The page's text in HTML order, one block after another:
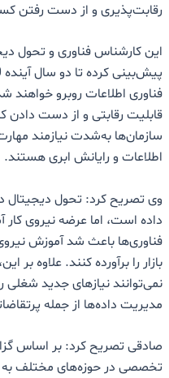
رقابت‌پذیری و از دست رفتن
فناوری اطلاعات روبرو خواهند
سازمان‌ها به‌شدت نیازمند
اطلاعات و رایانش ابری هستند.
وی تصریح کرد: تحول دیجیتال
داده است، اما عرضه نیروی
فناوری‌ها باعث شد آموزش نیروی
بازار را برآورده کنند. علاوه بر
نمی‌توانند نیازهای جدید
مدیریت داده‌ها از جمله
صادقی تصریح کرد: بر اساس